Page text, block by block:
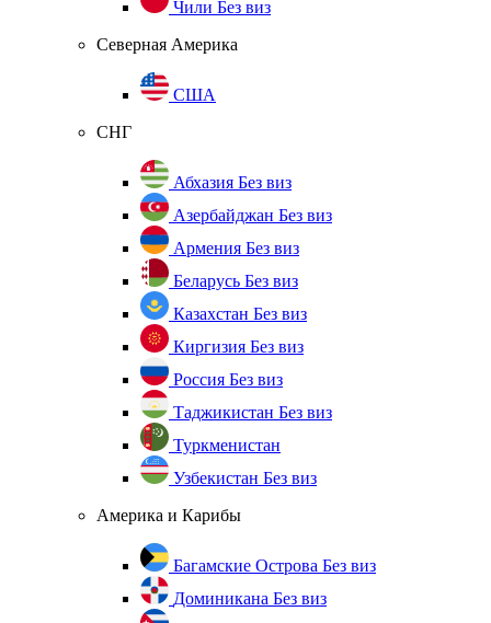
Чили Без виз
Северная Америка
США
СНГ
Абхазия Без виз
Азербайджан Без виз
Армения Без виз
Беларусь Без виз
Казахстан Без виз
Киргизия Без виз
Россия Без виз
Таджикистан Без виз
Туркменистан
Узбекистан Без виз
Америка и Карибы
Багамские Острова Без виз
Доминикана Без виз